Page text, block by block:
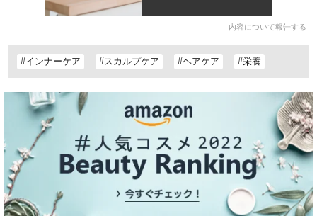
内容について報告する
#インナーケア #スカルプケア #ヘアケア #栄養